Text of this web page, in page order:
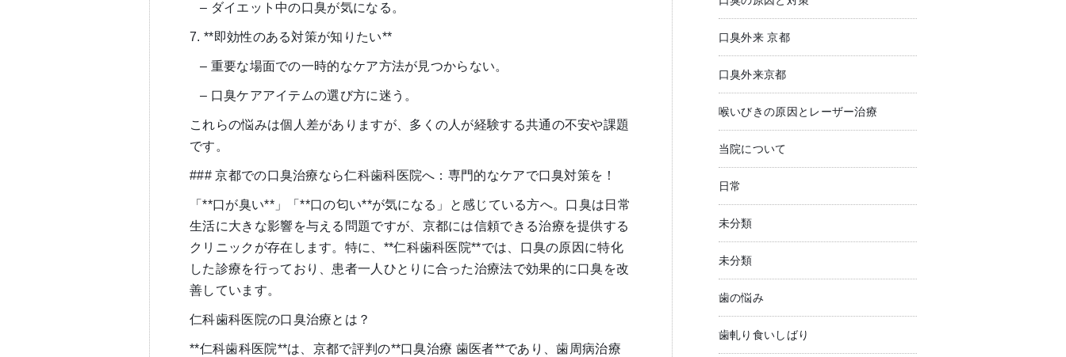
– ダイエット中の口臭が気になる。
7. **即効性のある対策が知りたい**
– 重要な場面での一時的なケア方法が見つからない。
– 口臭ケアアイテムの選び方に迷う。
これらの悩みは個人差がありますが、多くの人が経験する共通の不安や課題
です。
### 京都での口臭治療なら仁科歯科医院へ：専門的なケアで口臭対策を！
「**口が臭い**」「**口の匂い**が気になる」と感じている方へ。口臭は日常
生活に大きな影響を与える問題ですが、京都には信頼できる治療を提供する
クリニックが存在します。特に、**仁科歯科医院**では、口臭の原因に特化
した診療を行っており、患者一人ひとりに合った治療法で効果的に口臭を改
善しています。
仁科歯科医院の口臭治療とは？
**仁科歯科医院**は、京都で評判の**口臭治療 歯医者**であり、歯周病治療
口臭外来 京都
口臭外来京都
喉いびきの原因とレーザー治療
当院について
日常
未分類
未分類
歯の悩み
歯軋り食いしばり